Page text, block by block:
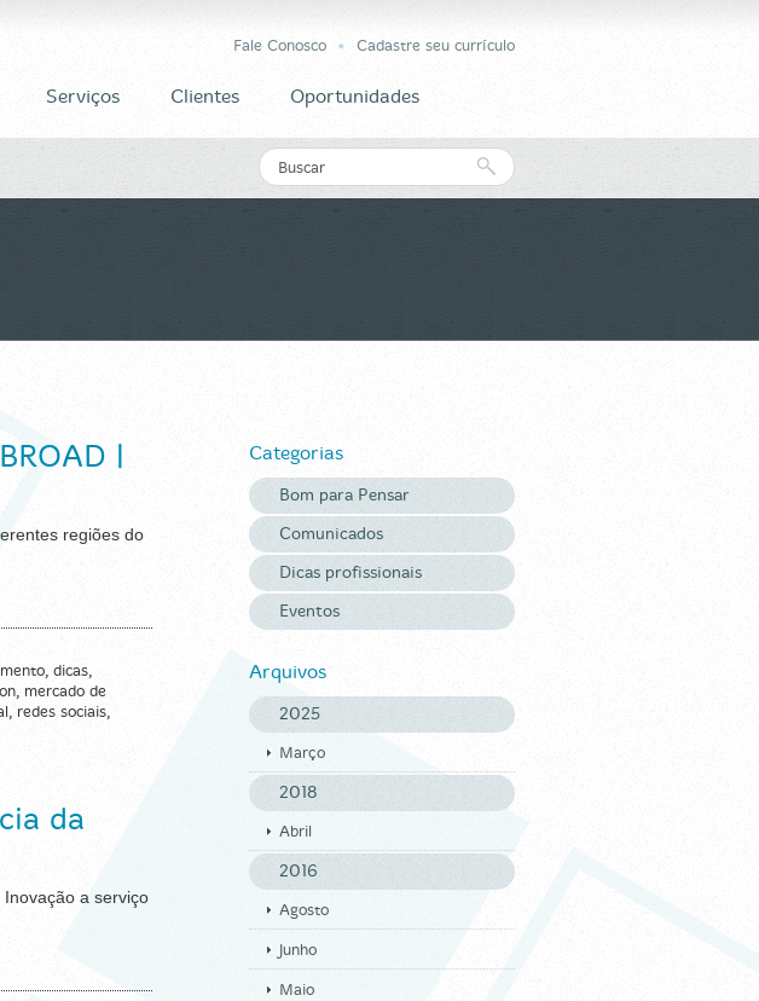
Fale Conosco Cadastre seu currículo
Serviços Clientes Oportunidades
|
regiões do
, dicas,
, mercado de
, redes sociais,
da
a serviço
Categorias
Bom para Pensar
Comunicados
Dicas profissionais
Eventos
Arquivos
2025
Março
2018
Abril
2016
Agosto
Junho
Maio